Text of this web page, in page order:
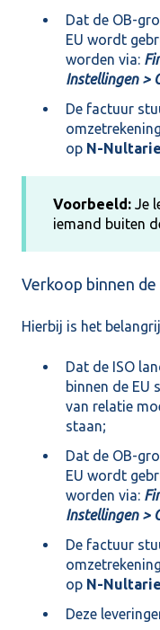
Dat de OB-
EU wordt
worden via:
Instellingen >
De factuur
op N-
Voorbeeld: Je
iemand buiten
Verkoop binnen de
Hierbij is het
Dat de ISO
binnen de EU
van relatie
staan;
Dat de OB-
EU wordt
worden via:
Instellingen >
De factuur
op N-
Deze